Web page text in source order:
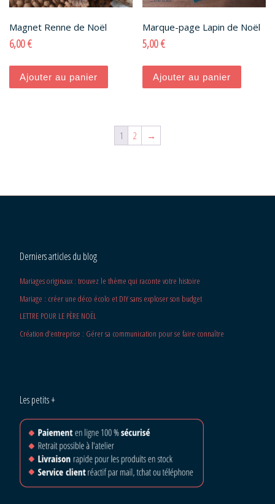
Magnet Renne de Noël
6,00€
Ajouter au panier
Marque-page Lapin de Noël
5,00€
Ajouter au panier
1 2 →
Derniers articles du blog
Mariages originaux : trouvez le thème qui raconte votre histoire
Mariage : créer une déco écolo et DIY sans exploser son budget
LETTRE POUR LE PÈRE NOËL
Création d’entreprise : Gérer sa communication pour se faire connaître
Les petits +